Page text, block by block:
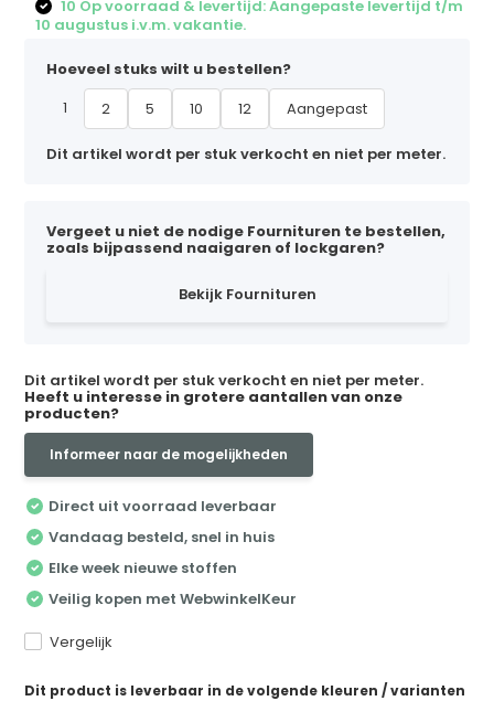
10 Op voorraad & levertijd: Aangepaste levertijd t/m
10 augustus i.v.m. vakantie.
Hoeveel stuks wilt u bestellen?
1
2 5 10 12 Aangepast
Dit artikel wordt per stuk verkocht en niet per meter.
Vergeet u niet de nodige Fournituren te bestellen,
zoals bijpassend naaigaren of lockgaren?
Bekijk Fournituren
Dit artikel wordt per stuk verkocht en niet per meter.
Heeft u interesse in grotere aantallen van onze
producten?
Informeer naar de mogelijkheden
Direct uit voorraad leverbaar
Vandaag besteld, snel in huis
Elke week nieuwe stoffen
Veilig kopen met WebwinkelKeur
Vergelijk
Dit product is leverbaar in de volgende kleuren / varianten